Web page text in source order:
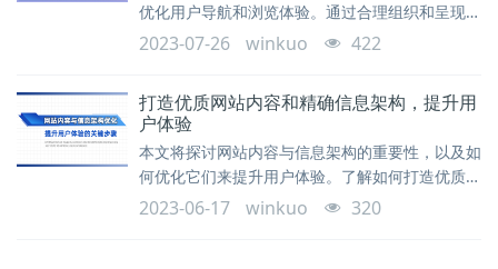
优化用户导航和浏览体验。通过合理组织和呈现网
站信息的结构与层次，可以提高用户的查找效率和
2023-07-26 winkuo 422
打造优质网站内容和精确信息架构，提升用
户体验
本文将探讨网站内容与信息架构的重要性，以及如
何优化它们来提升用户体验。了解如何打造优质网
站内容和精确信息架构，提高用户满意度和转化
2023-06-17 winkuo 320